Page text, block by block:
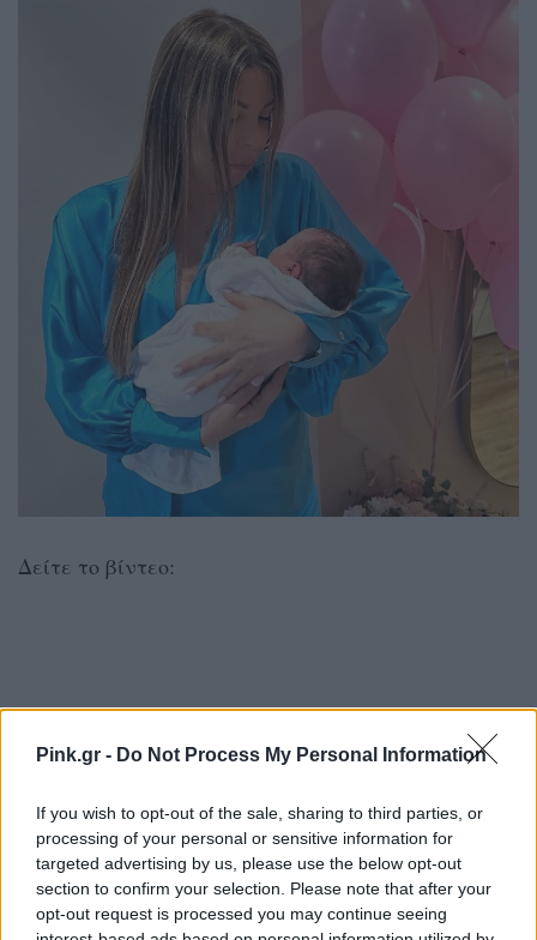
Pink.gr - Do Not Process My Personal Information
If you wish to opt-out of the sale, sharing to third parties, or
processing of your personal or sensitive information for
targeted advertising by us, please use the below opt-out
section to confirm your selection. Please note that after your
opt-out request is processed you may continue seeing
Δείτε το βίντεο:
[ΠΗΓΗ]